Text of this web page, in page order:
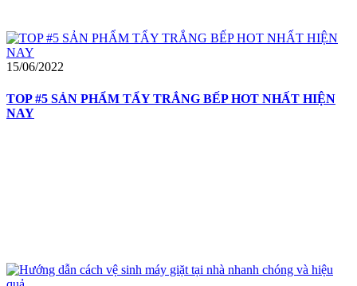
15/06/2022
TOP #5 SẢN PHẨM TẨY TRẮNG BẾP HOT NHẤT HIỆN
NAY